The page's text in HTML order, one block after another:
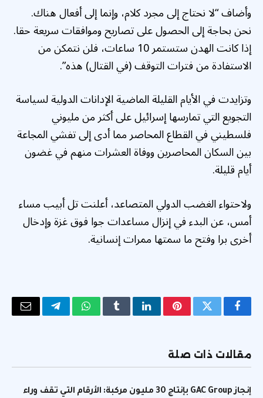
وأضاف “لا نحتاج إلى مجرد كلام، وإنما إلى أفعال هناك.
نحن بحاجة إلى الحصول على تصاريح وموافقات سريعة حقا.
إذا كانت الهدن ستستمر 10 ساعات، فلن نتمكن من
الاستفادة من فترات التوقف (في القتال) هذه”.
وتزايدت في الأيام القليلة الماضية الإدانات الدولية لسياسة
التجويع التي تمارسها إسرائيل على أكثر من مليوني
فلسطيني في القطاع المحاصر مما أدى إلى تفشي المجاعة
بين السكان المحاصرين ووفاة العشرات منهم في غضون
أيام قليلة.
ولاحتواء الغضب الدولي المتصاعد، أعلنت تل أبيب مساء
أمس، عن البدء في إنزال مساعدات جوا فوق غزة وإدخال
أخرى برا وفتح ما سمتها ممرات إنسانية.
فيسبوكتويتر بينتيريستلينكدإنTumblrواتسابتيلقرامالبريد
مقالات ذات صلة
إنجاز GAC Group بإنتاج 30 مليون مركبة: الأرقام التي تقف وراء